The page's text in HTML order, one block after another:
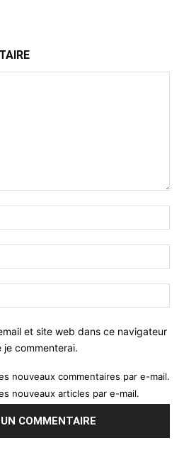
et site web dans ce navigateur
je commenterai.
nouveaux commentaires par e-mail.
nouveaux articles par e-mail.